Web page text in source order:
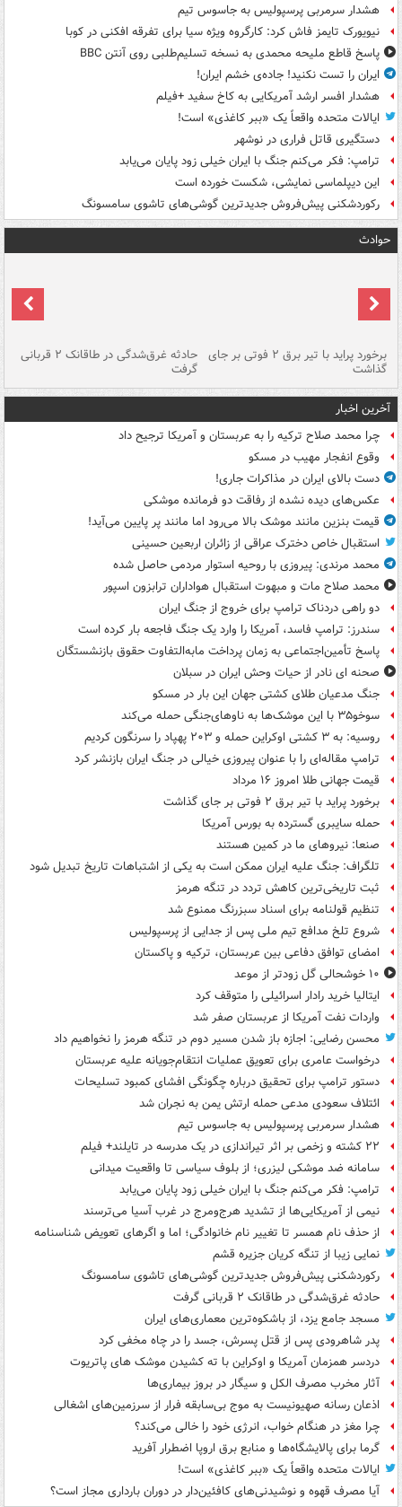
هشدار سرمربی پرسپولیس به جاسوس تیم
نیویورک تایمز فاش کرد: کارگروه ویژه سیا برای تفرقه افکنی در کوبا
پاسخ قاطع ملیحه محمدی به نسخه تسلیم‌طلبی روی آنتن BBC
ایران را تست نکنید! جاده‌ی خشم ایران!
هشدار افسر ارشد آمریکایی به کاخ سفید +فیلم
ایالات متحده واقعاً یک «ببر کاغذی» است!
دستگیری قاتل فراری در نوشهر
ترامپ: فکر می‌کنم جنگ با ایران خیلی زود پایان می‌یابد
این دیپلماسی نمایشی، شکست خورده است
رکوردشکنی پیش‌فروش جدیدترین گوشی‌های تاشوی سامسونگ
حوادث
برخورد پراید با تیر برق ۲ فوتی بر جای
گذاشت
حادثه غرق‌شدگی در طاقانک ۲ قربانی
گرفت
آخرین اخبار
چرا محمد صلاح ترکیه را به عربستان و آمریکا ترجیح داد
وقوع انفجار مهیب در مسکو
دست بالای ایران در مذاکرات جاری!
عکس‌های دیده نشده از رفاقت دو فرمانده‌ موشکی
قیمت بنزین مانند موشک بالا می‌رود اما مانند پر پایین می‌آید!
استقبال خاص دخترک عراقی از زائران اربعین حسینی
محمد مرندی: پیروزی با روحیه استوار مردمی حاصل شده
محمد صلاح مات و مبهوت استقبال هواداران ترابزون اسپور
دو راهی دردناک ترامپ برای خروج از جنگ ایران
سندرز: ترامپ فاسد، آمریکا را وارد یک جنگ فاجعه بار کرده است
پاسخ تأمین‌اجتماعی به زمان پرداخت مابه‌التفاوت حقوق بازنشستگان
صحنه ای نادر از حیات وحش ایران در سبلان
جنگ مدعیان طلای کشتی جهان این بار در مسکو
سوخو۳۵ با این موشک‌ها به ناوهای‌جنگی حمله می‌کند
روسیه: به ۳ کشتی اوکراین حمله و ۲۰۳ پهپاد را سرنگون کردیم
ترامپ مقاله‌ای را با عنوان پیروزی خیالی در جنگ ایران بازنشر کرد
قیمت جهانی طلا امروز ۱۶ مرداد
برخورد پراید با تیر برق ۲ فوتی بر جای گذاشت
حمله سایبری گسترده به بورس آمریکا
صنعا: نیروهای ما در کمین‌ هستند
تلگراف: جنگ علیه ایران ممکن است به یکی از اشتباهات تاریخ تبدیل شود
ثبت تاریخی‌ترین کاهش تردد در تنگه هرمز
تنظیم قولنامه برای اسناد سبزرنگ ممنوع شد
شروع تلخ مدافع تیم ملی پس از جدایی از پرسپولیس
امضای توافق دفاعی بین عربستان، ترکیه و پاکستان
۱۰ خوشحالی گل زودتر از موعد
ایتالیا خرید رادار اسرائیلی را متوقف کرد
واردات نفت آمریکا از عربستان صفر شد
محسن رضایی: اجازه باز شدن مسیر دوم در تنگه هرمز را نخواهیم داد
درخواست عامری برای تعویق عملیات انتقام‌جویانه علیه عربستان
دستور ترامپ برای تحقیق درباره چگونگی افشای کمبود تسلیحات
ائتلاف سعودی مدعی حمله ارتش یمن به نجران شد
هشدار سرمربی پرسپولیس به جاسوس تیم
۲۲ کشته و زخمی بر اثر تیراندازی در یک مدرسه در تایلند+ فیلم
سامانه ضد موشکی لیزری؛ از بلوف سیاسی تا واقعیت میدانی
ترامپ: فکر می‌کنم جنگ با ایران خیلی زود پایان می‌یابد
نیمی از آمریکایی‌ها از تشدید هرج‌ومرج در غرب آسیا می‌ترسند
از حذف نام همسر تا تغییر نام خانوادگی؛ اما و اگرهای تعویض شناسنامه
نمایی زیبا از تنگه کریان جزیره قشم
رکوردشکنی پیش‌فروش جدیدترین گوشی‌های تاشوی سامسونگ
حادثه غرق‌شدگی در طاقانک ۲ قربانی گرفت
مسجد جامع یزد، از باشکوه‌ترین معماری‌های ایران
پدر شاهرودی پس از قتل پسرش، جسد را در چاه مخفی کرد
دردسر همزمان آمریکا و اوکراین با ته کشیدن موشک های پاتریوت
آثار مخرب مصرف الکل و سیگار در بروز بیماری‌ها
اذعان رسانه صهیونیست به موج بی‌سابقه فرار از سرزمین‌های اشغالی
چرا مغز در هنگام خواب، انرژی خود را خالی می‌کند؟
گرما برای پالایشگاه‌ها و منابع برق اروپا اضطرار آفرید
ایالات متحده واقعاً یک «ببر کاغذی» است!
آیا مصرف قهوه و نوشیدنی‌های کافئین‌دار در دوران بارداری مجاز است؟